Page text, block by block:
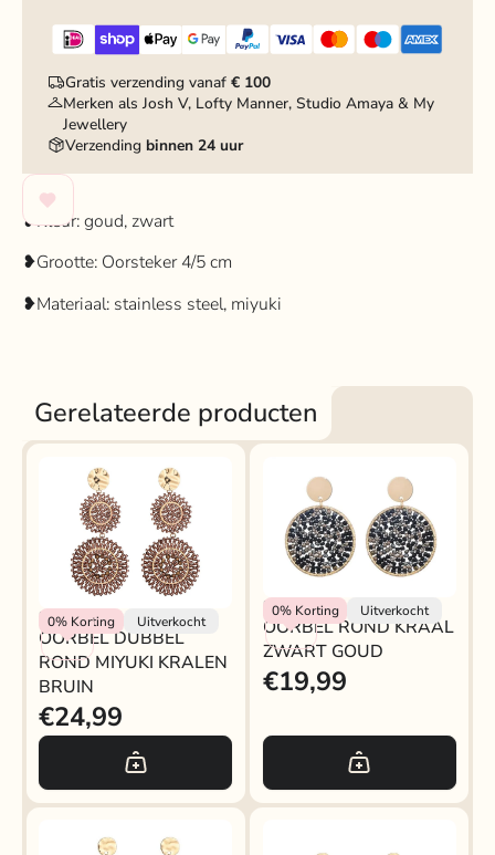
Gratis verzending vanaf€ 100
Merken als Josh V, Lofty Manner, Studio Amaya & My
Jewellery
Verzendingbinnen 24 uur
❥Kleur: goud, zwart
❥Grootte: Oorsteker 4/5 cm
❥Materiaal: stainless steel, miyuki
Gerelateerde producten
0% Korting Uitverkocht
Rokjeklokje
OORBEL DUBBEL
ROND MIYUKI KRALEN
BRUIN
€24,99
OORBEL ROND KRAAL
ZWART GOUD
0%Korting Uitverkocht
Rokjeklokje
OORBEL ROND KRAAL
ZWART GOUD
€19,99